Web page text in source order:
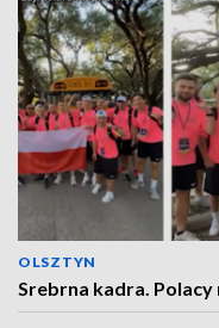
OLSZTYN
Srebrna kadra.